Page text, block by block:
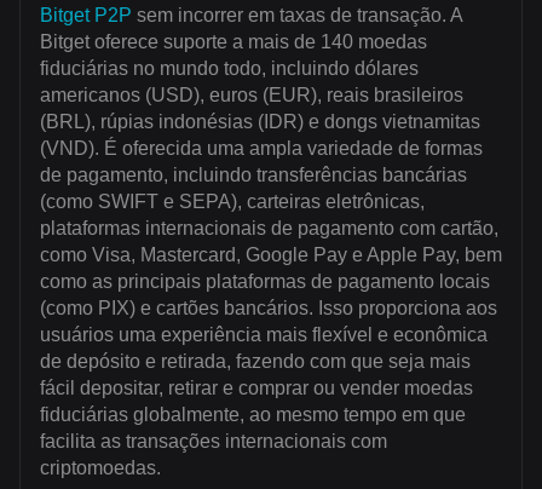
Bitget P2P sem incorrer em taxas de transação. A
Bitget oferece suporte a mais de 140 moedas
fiduciárias no mundo todo, incluindo dólares
americanos (USD), euros (EUR), reais brasileiros
(BRL), rúpias indonésias (IDR) e dongs vietnamitas
(VND). É oferecida uma ampla variedade de formas
de pagamento, incluindo transferências bancárias
(como SWIFT e SEPA), carteiras eletrônicas,
plataformas internacionais de pagamento com cartão,
como Visa, Mastercard, Google Pay e Apple Pay, bem
como as principais plataformas de pagamento locais
(como PIX) e cartões bancários. Isso proporciona aos
usuários uma experiência mais flexível e econômica
de depósito e retirada, fazendo com que seja mais
fácil depositar, retirar e comprar ou vender moedas
fiduciárias globalmente, ao mesmo tempo em que
facilita as transações internacionais com
criptomoedas.